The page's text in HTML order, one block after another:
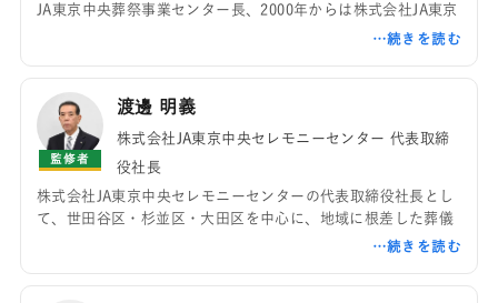
JA東京中央葬祭事業センター長、2000年からは株式会社JA東京
中央セレモニーセンター代表取締役社長を歴任。また、全国JA
ど、JA葬祭業界の発展に尽力。全国各地で講演活動や人材育成
に携わり、葬祭マーケティングや地域共生をテーマとした活動
を続けています。
監修者
渡邊 明義
株式会社JA東京中央セレモニーセンター 代表取締
役社長
株式会社JA東京中央セレモニーセンターの代表取締役社長とし
て、世田谷区・杉並区・大田区を中心に、地域に根差した葬儀
サービスの提供に携わっています。JAグループの一員として、
に考え、事前相談からご葬儀後のサポートまで、一人ひとりの